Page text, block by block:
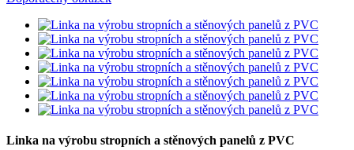
Linka na výrobu stropních a stěnových panelů z PVC